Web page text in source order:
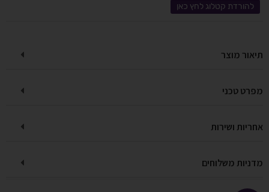
להורדת קטלוג לחץ כאן
תיאור מוצר
מפרט טכני
אחריות ושירות
מדניות משלוחים